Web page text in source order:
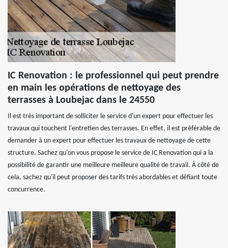
IC Renovation : le professionnel qui peut prendre
en main les opérations de nettoyage des
terrasses à Loubejac dans le 24550
Il est très important de solliciter le service d'un expert pour effectuer les
travaux qui touchent l'entretien des terrasses. En effet, il est préférable de
demander à un expert pour effectuer les travaux de nettoyage de cette
structure. Sachez qu'on vous propose le service de IC Renovation qui a la
possibilité de garantir une meilleure meilleure qualité de travail. À côté de
cela, sachez qu'il peut proposer des tarifs très abordables et défiant toute
concurrence.